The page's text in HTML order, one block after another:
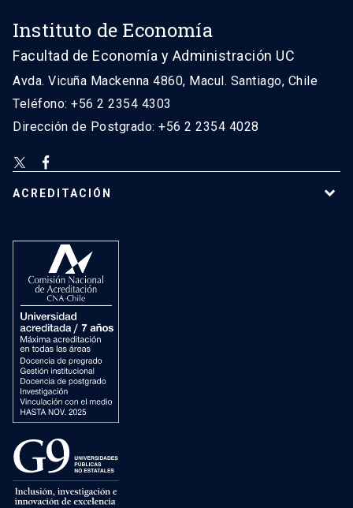
Instituto de Economía
Facultad de Economía y Administración UC
Avda. Vicuña Mackenna 4860, Macul. Santiago, Chile
Teléfono: +56 2 2354 4303
Dirección de Postgrado: +56 2 2354 4028
ACREDITACIÓN